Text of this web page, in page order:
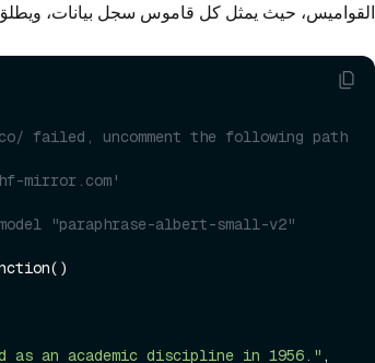
القواميس، حيث يمثل كل قاموس سجل بيانات،
failed, uncomment the following path
mirror.com'
"paraphrase-albert-small-v2"
an academic discipline in 1956." ,